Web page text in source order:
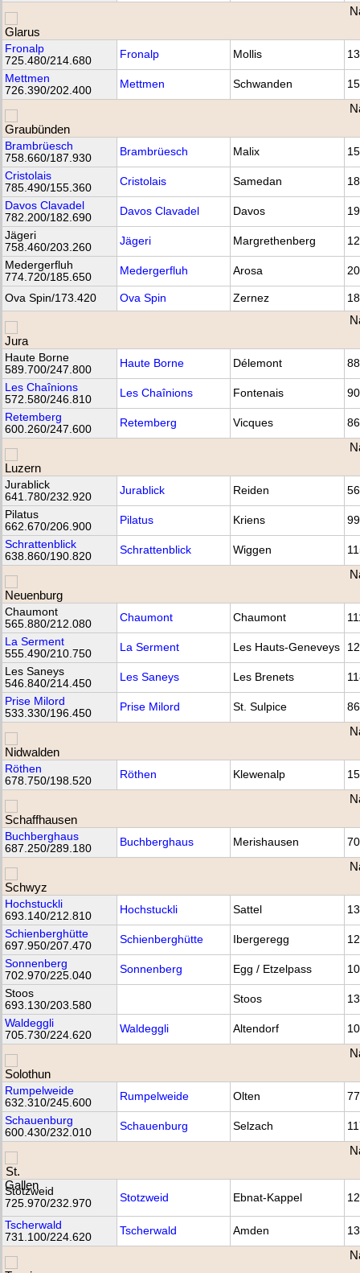
Fronalp
725.480/214.680
Fronalp Mollis
Mettmen
726.390/202.400
Mettmen Schwanden
Brambrüesch
758.660/187.930
Brambrüesch Malix
Cristolais
785.490/155.360
Cristolais Samedan
Davos Clavadel
782.200/182.690
Davos Clavadel Davos
Jägeri
758.460/203.260
Jägeri Margrethenberg
Medergerfluh
774.720/185.650
Medergerfluh Arosa
Ova Spin/173.420 Ova Spin Zernez
Haute Borne
589.700/247.800
Haute Borne Délemont
Les Chaînions
572.580/246.810
Les Chaînions Fontenais
Retemberg
600.260/247.600
Retemberg Vicques
Jurablick
641.780/232.920
Jurablick Reiden
Pilatus
662.670/206.900
Pilatus Kriens
Schrattenblick
638.860/190.820
Schrattenblick Wiggen
Chaumont
565.880/212.080
Chaumont Chaumont
La Serment
555.490/210.750
La Serment Les Hauts-Geneveys
Les Saneys
546.840/214.450
Les Saneys Les Brenets
Prise Milord
533.330/196.450
Prise Milord St. Sulpice
Röthen
678.750/198.520
Röthen Klewenalp
Buchberghaus
687.250/289.180
Buchberghaus Merishausen
Hochstuckli
693.140/212.810
Hochstuckli Sattel
Schienberghütte
697.950/207.470
Schienberghütte Ibergeregg
Sonnenberg
702.970/225.040
Sonnenberg Egg / Etzelpass
Stoos
693.130/203.580
Stoos
Waldeggli
705.730/224.620
Waldeggli Altendorf
Rumpelweide
632.310/245.600
Rumpelweide Olten
Schauenburg
600.430/232.010
Schauenburg Selzach
Stotzweid
725.970/232.970
Stotzweid Ebnat-Kappel
Tscherwald
731.100/224.620
Tscherwald Amden